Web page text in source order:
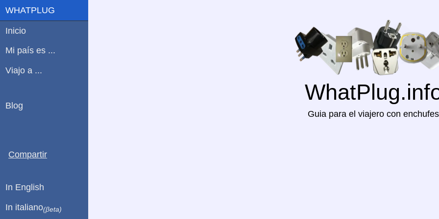
Guia para el viajero con enchufes
WHATPLUG
Inicio
Mi país es ...
Viajo a ...
Blog
Compartir
In English
In italiano(βeta)